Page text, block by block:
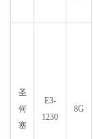
圣
何
塞
E3-
1230
8G